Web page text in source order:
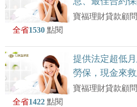
寶福理財貸款顧問
全省1530 點閱
提供法定超低
勞保，現金來
寶福理財貸款顧問
全省1422 點閱